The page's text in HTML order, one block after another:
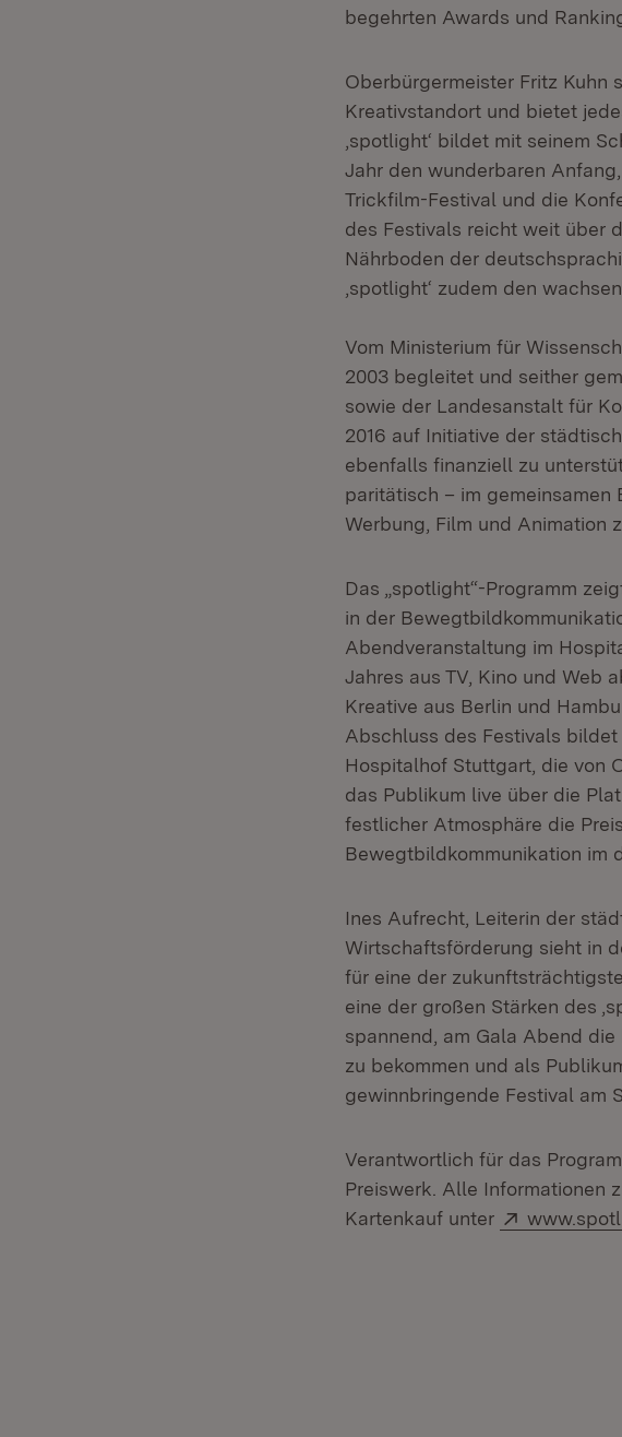
begehrten Awards und
Oberbürgermeister Fritz Kuhn
Kreativstandort und bietet
‚spotlight‘ bildet mit seinem
Jahr den wunderbaren
Trickfilm-Festival und die
des Festivals reicht weit über
Nährboden der
‚spotlight‘ zudem den
Vom Ministerium für
2003 begleitet und seither
sowie der Landesanstalt für
2016 auf Initiative der
ebenfalls finanziell zu
paritätisch – im gemeinsamen
Werbung, Film und Animation
Das „spotlight“-Programm
in der
Abendveranstaltung im
Jahres aus TV, Kino und Web
Kreative aus Berlin und
Abschluss des Festivals
Hospitalhof Stuttgart, die von
das Publikum live über die
festlicher Atmosphäre die
Bewegtbildkommunikation im
Ines Aufrecht, Leiterin der
Wirtschaftsförderung sieht in
für eine der
eine der großen Stärken des
spannend, am Gala Abend
zu bekommen und als
gewinnbringende Festival am
Verantwortlich für das
Preiswerk. Alle Informationen
Kartenkauf unter
Extern: